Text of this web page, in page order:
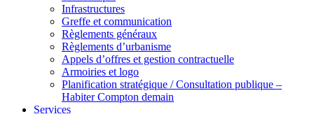
Infrastructures
Greffe et communication
Règlements généraux
Règlements d’urbanisme
Appels d’offres et gestion contractuelle
Armoiries et logo
Planification stratégique / Consultation publique –
Habiter Compton demain
Services